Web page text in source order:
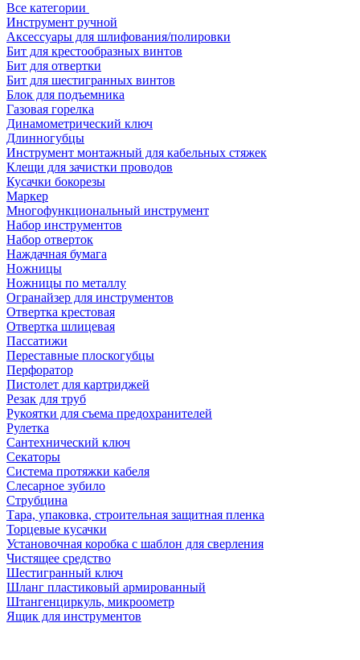
Все категории
Инструмент ручной
Аксессуары для шлифования/полировки
Бит для крестообразных винтов
Бит для отвертки
Бит для шестигранных винтов
Блок для подъемника
Газовая горелка
Динамометрический ключ
Длинногубцы
Инструмент монтажный для кабельных стяжек
Клещи для зачистки проводов
Кусачки бокорезы
Маркер
Многофункциональный инструмент
Набор инструментов
Набор отверток
Наждачная бумага
Ножницы
Ножницы по металлу
Огранайзер для инструментов
Отвертка крестовая
Отвертка шлицевая
Пассатижи
Переставные плоскогубцы
Перфоратор
Пистолет для картриджей
Резак для труб
Рукоятки для съема предохранителей
Рулетка
Сантехнический ключ
Секаторы
Система протяжки кабеля
Слесарное зубило
Струбцина
Тара, упаковка, строительная защитная пленка
Торцевые кусачки
Установочная коробка с шаблон для сверления
Чистящее средство
Шестигранный ключ
Шланг пластиковый армированный
Штангенциркуль, микроометр
Ящик для инструментов